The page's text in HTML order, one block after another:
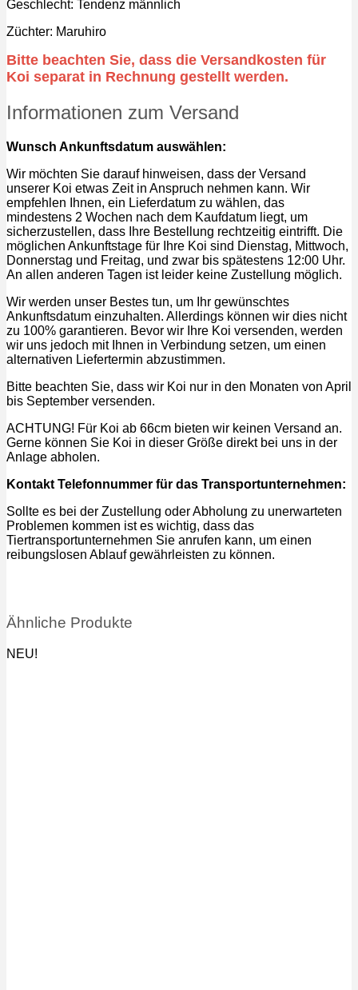
Geschlecht: Tendenz männlich
Züchter: Maruhiro
Bitte beachten Sie, dass die Versandkosten für
Koi separat in Rechnung gestellt werden.
Informationen zum Versand
Wunsch Ankunftsdatum auswählen:
Wir möchten Sie darauf hinweisen, dass der Versand
unserer Koi etwas Zeit in Anspruch nehmen kann. Wir
empfehlen Ihnen, ein Lieferdatum zu wählen, das
mindestens 2 Wochen nach dem Kaufdatum liegt, um
sicherzustellen, dass Ihre Bestellung rechtzeitig eintrifft. Die
möglichen Ankunftstage für Ihre Koi sind Dienstag, Mittwoch,
Donnerstag und Freitag, und zwar bis spätestens 12:00 Uhr.
An allen anderen Tagen ist leider keine Zustellung möglich.
Wir werden unser Bestes tun, um Ihr gewünschtes
Ankunftsdatum einzuhalten. Allerdings können wir dies nicht
zu 100% garantieren. Bevor wir Ihre Koi versenden, werden
wir uns jedoch mit Ihnen in Verbindung setzen, um einen
alternativen Liefertermin abzustimmen.
Bitte beachten Sie, dass wir Koi nur in den Monaten von April
bis September versenden.
ACHTUNG! Für Koi ab 66cm bieten wir keinen Versand an.
Gerne können Sie Koi in dieser Größe direkt bei uns in der
Anlage abholen.
Kontakt Telefonnummer für das Transportunternehmen:
Sollte es bei der Zustellung oder Abholung zu unerwarteten
Problemen kommen ist es wichtig, dass das
Tiertransportunternehmen Sie anrufen kann, um einen
reibungslosen Ablauf gewährleisten zu können.
Ähnliche Produkte
NEU!